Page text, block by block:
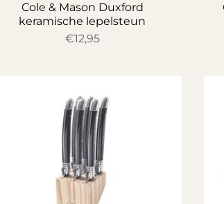
Cole & Mason Duxford
keramische lepelsteun
€12,95